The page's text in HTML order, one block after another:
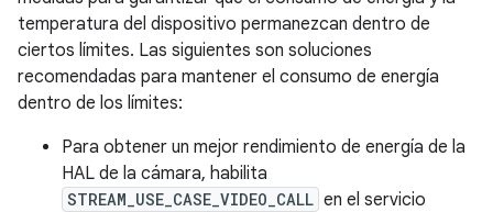
temperatura del dispositivo permanezcan dentro de
ciertos límites. Las siguientes son soluciones
recomendadas para mantener el consumo de energía
dentro de los límites:
Para obtener un mejor rendimiento de energía de la
HAL de la cámara, habilita
STREAM_USE_CASE_VIDEO_CALL en el servicio